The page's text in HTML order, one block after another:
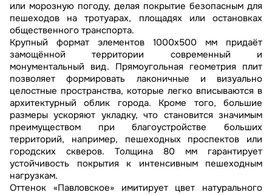
или морозную погоду, делая покрытие безопасным для
пешеходов на тротуарах, площадях или остановках
общественного транспорта.
Крупный формат элементов 1000x500 мм придаёт
замощённой территории современный и
монументальный вид. Прямоугольная геометрия плит
позволяет формировать лаконичные и визуально
целостные пространства, которые легко вписываются в
архитектурный облик города. Кроме того, большие
размеры ускоряют укладку, что становится значимым
преимуществом при благоустройстве больших
территорий, например, пешеходных проспектов или
городских скверов. Толщина 80 мм гарантирует
устойчивость покрытия к интенсивным пешеходным
нагрузкам.
Оттенок «Павловское» имитирует цвет натурального